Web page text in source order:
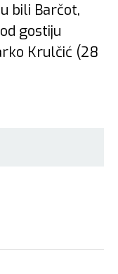
bili Barčot,
gostiju
Krulčić (28